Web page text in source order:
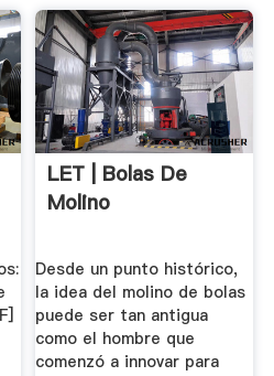
LET | Bolas De
Molino
Desde un punto histórico,
la idea del molino de bolas
puede ser tan antigua
como el hombre que
comenzó a innovar para